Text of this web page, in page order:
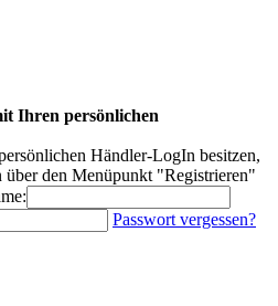
Ihren persönlichen
Händler-LogIn besitzen,
über den Menüpunkt "Registrieren"
Passwort vergessen?